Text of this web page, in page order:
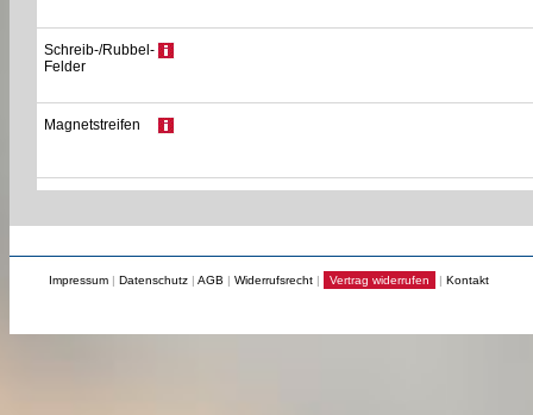
Schreib-/Rubbel-
Felder
Magnetstreifen
Impressum | Datenschutz | AGB | Widerrufsrecht | Vertrag widerrufen | Kontakt